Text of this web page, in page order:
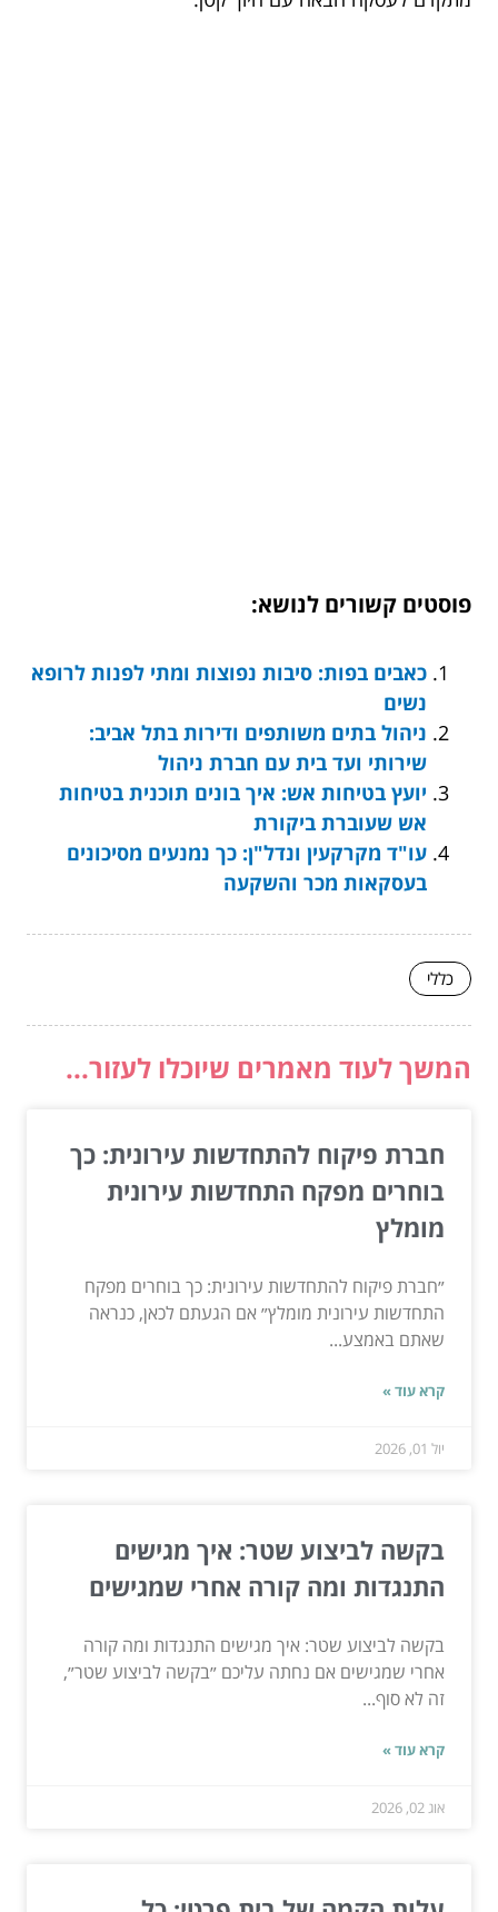
פוסטים קשורים לנושא:
כאבים בפות: סיבות נפוצות ומתי לפנות לרופא
נשים
ניהול בתים משותפים ודירות בתל אביב:
שירותי ועד בית עם חברת ניהול
יועץ בטיחות אש: איך בונים תוכנית בטיחות
אש שעוברת ביקורת
עו"ד מקרקעין ונדל"ן: כך נמנעים מסיכונים
בעסקאות מכר והשקעה
כללי
המשך לעוד מאמרים שיוכלו לעזור...
חברת פיקוח להתחדשות עירונית: כך
בוחרים מפקח התחדשות עירונית
מומלץ
״חברת פיקוח להתחדשות עירונית: כך בוחרים מפקח
התחדשות עירונית מומלץ״ אם הגעתם לכאן, כנראה
שאתם באמצע...
קרא עוד »
יול 01, 2026
בקשה לביצוע שטר: איך מגישים
התנגדות ומה קורה אחרי שמגישים
בקשה לביצוע שטר: איך מגישים התנגדות ומה קורה
אחרי שמגישים אם נחתה עליכם ״בקשה לביצוע שטר״,
זה לא סוף...
קרא עוד »
אוג 02, 2026